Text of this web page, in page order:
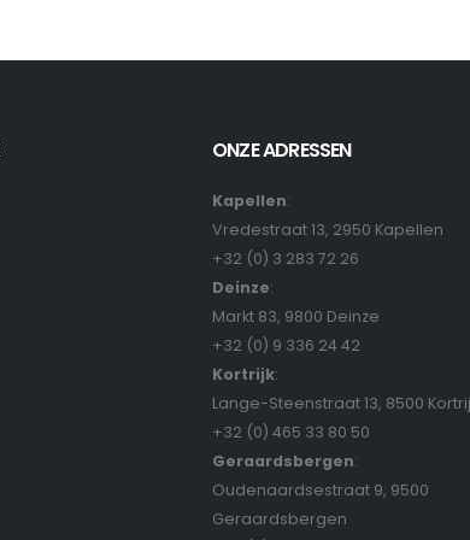
ONZE ADRESSEN
Kapellen:
Vredestraat 13, 2950 Kapellen
+32 (0) 3 283 72 26
Deinze:
Markt 83, 9800 Deinze
+32 (0) 9 336 24 42
Kortrijk:
Lange-Steenstraat 13, 8500
+32 (0) 465 33 80 50
Geraardsbergen:
Oudenaardsestraat 9, 9500
Geraardsbergen